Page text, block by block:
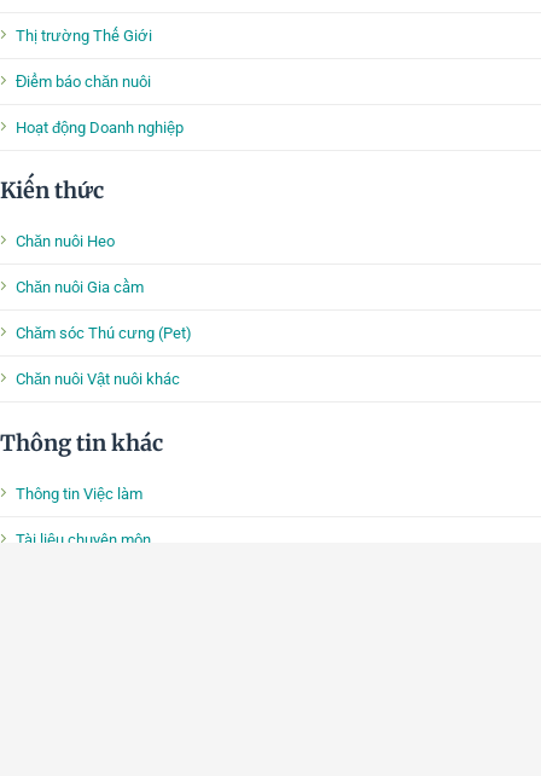
Thị trường Thế Giới
Điểm báo chăn nuôi
Hoạt động Doanh nghiệp
Kiến thức
Chăn nuôi Heo
Chăn nuôi Gia cầm
Chăm sóc Thú cưng (Pet)
Chăn nuôi Vật nuôi khác
Thông tin khác
Thông tin Việc làm
Tài liệu chuyên môn